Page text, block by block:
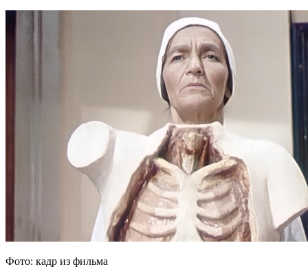
Фото: кадр из фильма